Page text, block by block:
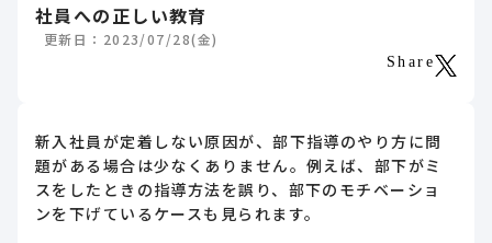
社員への正しい教育
更新日：2023/07/28(金)
Share
新入社員が定着しない原因が、部下指導のやり方に問
題がある場合は少なくありません。例えば、部下がミ
スをしたときの指導方法を誤り、部下のモチベーショ
ンを下げているケースも見られます。